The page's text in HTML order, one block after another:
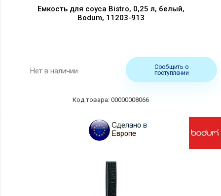
Емкость для соуса Bistro, 0,25 л, белый,
Bodum, 11203-913
Нет в наличии
Сообщить о
поступлении
Код товара: 00000008066